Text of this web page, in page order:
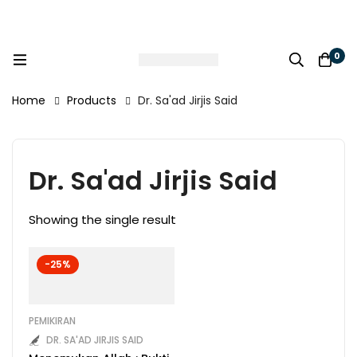
0
Home Products Dr. Sa'ad Jirjis Said
Dr. Sa'ad Jirjis Said
Showing the single result
-25%
PEMIKIRAN
DR. SA'AD JIRJIS SAID